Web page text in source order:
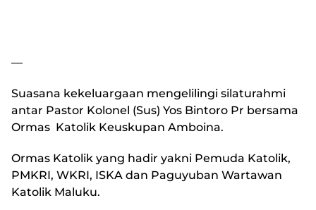
—
Suasana kekeluargaan mengelilingi silaturahmi
antar Pastor Kolonel (Sus) Yos Bintoro Pr bersama
Ormas Katolik Keuskupan Amboina.
Ormas Katolik yang hadir yakni Pemuda Katolik,
PMKRI, WKRI, ISKA dan Paguyuban Wartawan
Katolik Maluku.